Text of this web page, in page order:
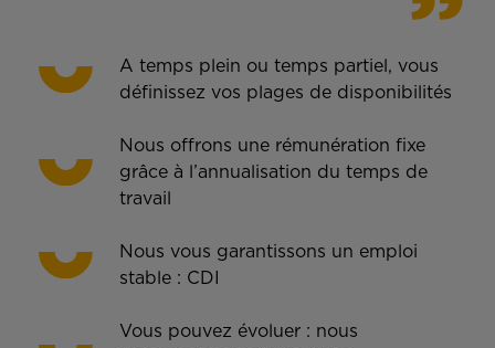
A temps plein ou temps partiel, vous
définissez vos plages de disponibilités
Nous offrons une rémunération fixe
grâce à l’annualisation du temps de
travail
Nous vous garantissons un emploi
stable : CDI
Vous pouvez évoluer : nous